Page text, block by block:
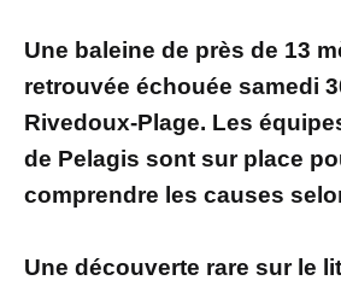
Une baleine de près de 13
retrouvée échouée samedi
Rivedoux-Plage. Les
de Pelagis sont sur place
comprendre les causes
Une découverte rare sur le